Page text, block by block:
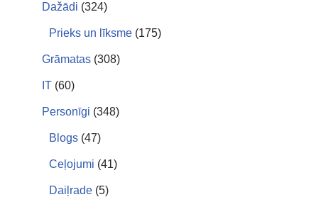
Dažādi (324)
Prieks un līksme (175)
Grāmatas (308)
IT (60)
Personīgi (348)
Blogs (47)
Ceļojumi (41)
Daiļrade (5)